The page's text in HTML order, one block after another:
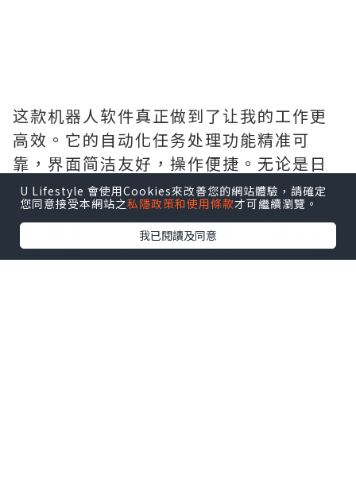
这款机器人软件真正做到了让我的工作更
高效。它的自动化任务处理功能精准可
靠，界面简洁友好，操作便捷。无论是日
常的信息查询、提醒设置，还是复杂的流
程管理，它都能轻松应对。响应速度快，
执行准确，为我节省了大量时间，极大地
提升了工作效率，是一款不可多得的好工
U Lifestyle 會使用Cookies來改善您的網站體驗，請確定
您同意接受本網站之私隱政策和使用條款才可繼續瀏覽。
我已閱讀及同意